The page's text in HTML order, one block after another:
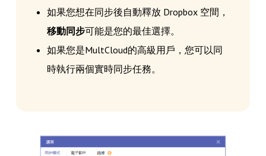
如果您想在同步後自動釋放 Dropbox 空間，
移動同步可能是您的最佳選擇。
如果您是MultCloud的高級用戶，您可以同
時執行兩個實時同步任務。